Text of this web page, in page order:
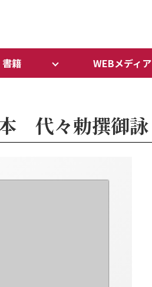
書籍 WEBメディア
代々勅撰御詠